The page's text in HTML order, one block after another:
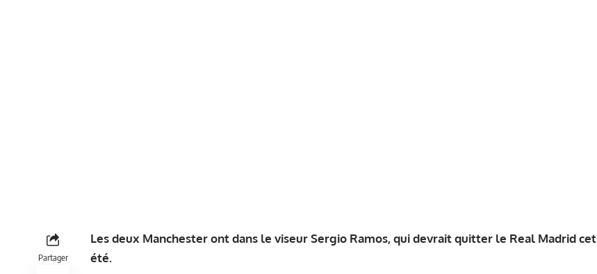
Partager
Les deux Manchester ont dans le viseur Sergio Ramos, qui devrait quitter le Real Madrid cet
été.